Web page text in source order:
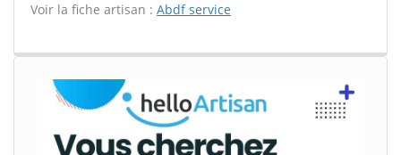
Voir la fiche artisan : Abdf service